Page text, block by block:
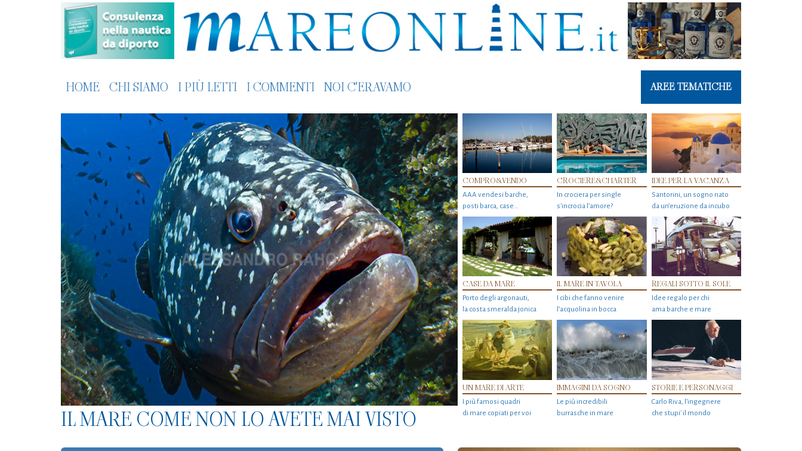
HOME CHI SIAMO I PIÙ LETTI I COMMENTI NOI C'ERAVAMO AREE TEMATICHE
IL MARE COME NON LO AVETE MAI VISTO
COMPRO&VENDO
AAA vendesi barche,
posti barca, case…
CROCIERE&CHARTER
In crociera per single
s'incrocia l’amore?
IDEE PER LA VACANZA
Santorini, un sogno nato
da un’eruzione da incubo
CASE DA MARE
Porto degli argonauti,
la costa smeralda jonica
IL MARE IN TAVOLA
I cibi che fanno venire
l’acquolina in bocca
REGALI SOTTO IL SOLE
Idee regalo per chi
ama barche e mare
UN MARE DI ARTE
I più famosi quadri
di mare copiati per voi
IMMAGINI DA SOGNO
Le più incredibili
burrasche in mare
STORIE E PERSONAGGI
Carlo Riva, l’ingegnere
che stupi' il mondo